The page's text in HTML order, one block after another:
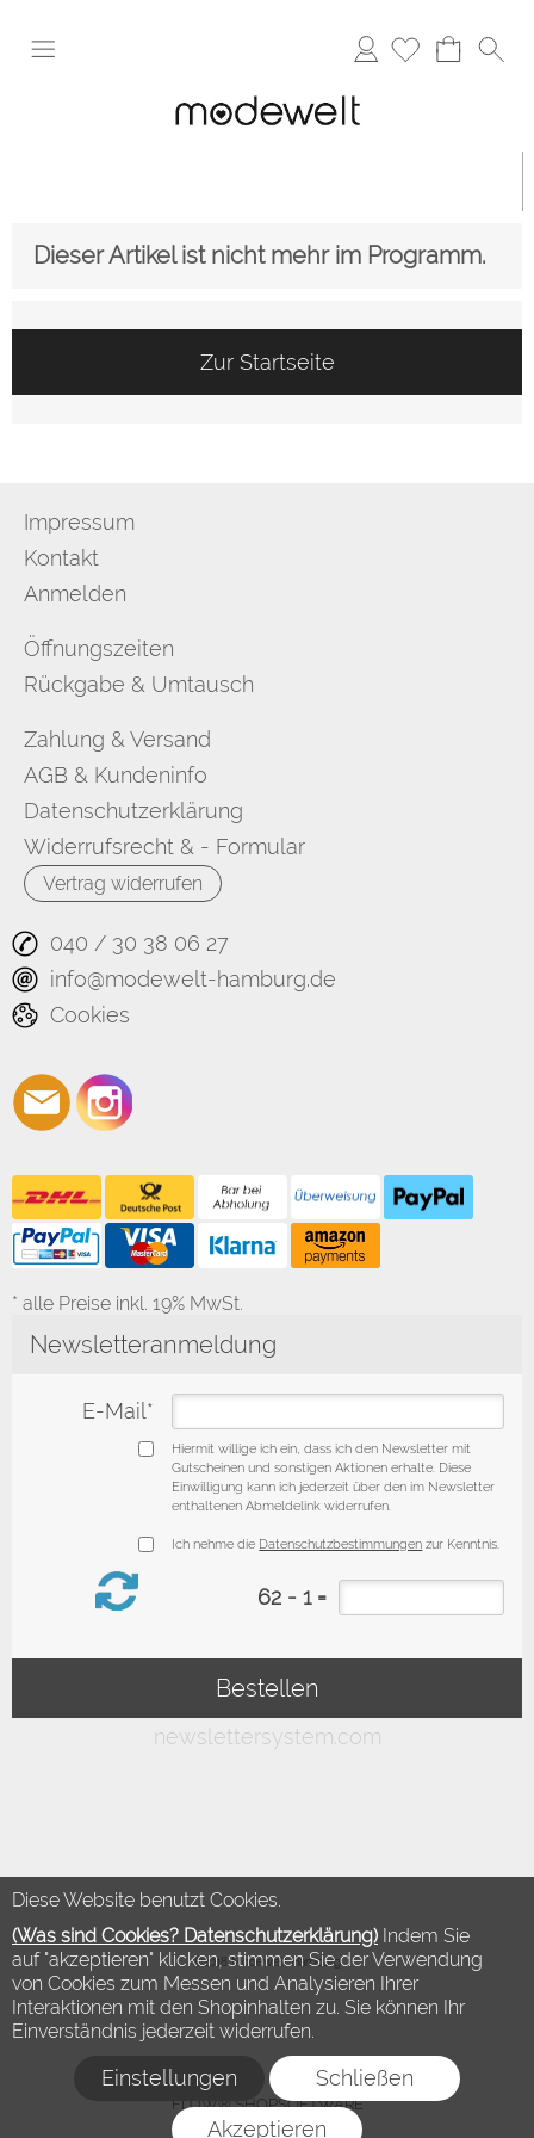
Diese Website benutzt Cookies.
(Was sind Cookies? Datenschutzerklärung) Indem Sie
auf "akzeptieren" klicken, stimmen Sie der Verwendung
von Cookies zum Messen und Analysieren Ihrer
Interaktionen mit den Shopinhalten zu. Sie können Ihr
Einverständnis jederzeit widerrufen.
Einstellungen Schließen
Akzeptieren
Anmelden
Dieser Artikel ist nicht mehr im Programm.
Zur Startseite
Impressum
Kontakt
Anmelden
Öffnungszeiten
Rückgabe & Umtausch
Zahlung & Versand
AGB & Kundeninfo
Datenschutzerklärung
Widerrufsrecht & - Formular
Vertrag widerrufen
040 / 30 38 06 27
info@modewelt-hamburg.de
Cookies
* alle Preise inkl. 19% MwSt.
©2018 Modewelt Hamburg
FLOW® SHOPSOFTWARE